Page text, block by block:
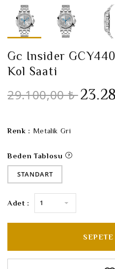
Gc Insider
Kol Saati
29.100,00 ₺
Renk : Metalik Gri
Beden Tablosu
STANDART
Adet : 1